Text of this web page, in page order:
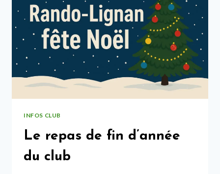
INFOS CLUB
Le repas de fin d’année
du club